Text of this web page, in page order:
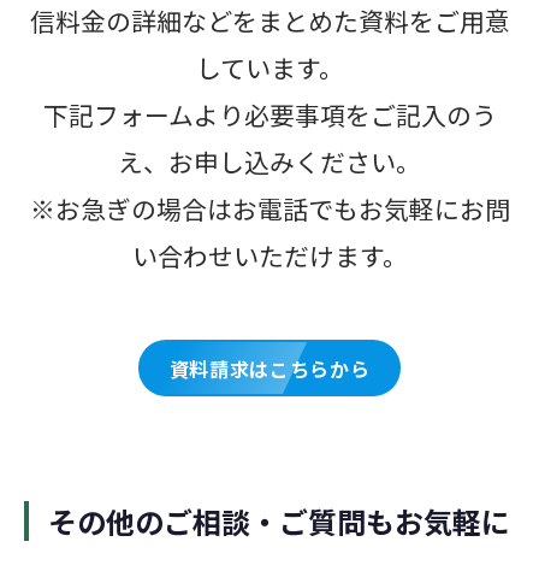
信料金の詳細などをまとめた資料をご用意
しています。
下記フォームより必要事項をご記入のう
え、お申し込みください。
※お急ぎの場合はお電話でもお気軽にお問
い合わせいただけます。
資料請求はこちらから
その他のご相談・ご質問もお気軽に